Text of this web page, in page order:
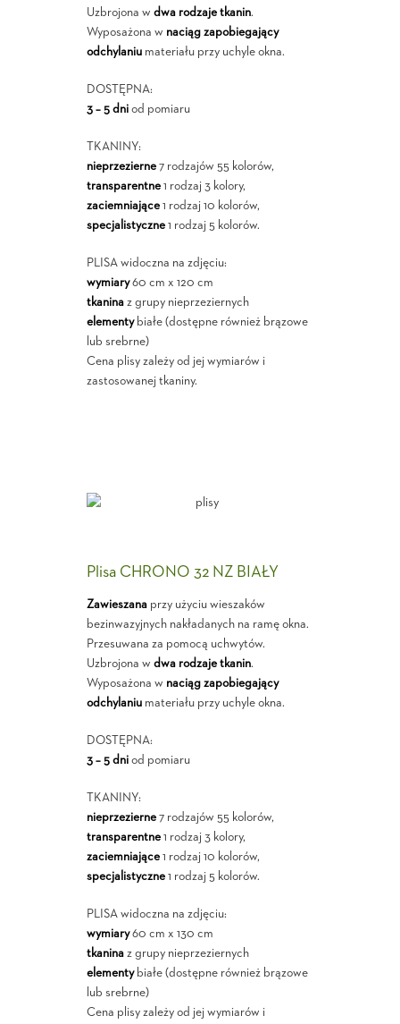
Uzbrojona w dwa rodzaje tkanin.
Wyposażona w naciąg zapobiegający
odchylaniumateriału przy uchyle okna.
DOSTĘPNA:
3 – 5 dniod pomiaru
TKANINY:
nieprzezierne7 rodzajów 55 kolorów,
transparentne1 rodzaj 3 kolory,
zaciemniające1 rodzaj 10 kolorów,
specjalistyczne1 rodzaj 5 kolorów.
PLISA widoczna na zdjęciu:
wymiary60 cm x 120 cm
tkaninaz grupy nieprzeziernych
elementybiałe (dostępne również brązowe
lub srebrne)
Cena plisy zależy od jej wymiarów i
zastosowanej tkaniny.
Plisa CHRONO 32 NZ BIAŁY
Zawieszanaprzy użyciu wieszaków
bezinwazyjnych nakładanych na ramę okna.
Przesuwana za pomocą uchwytów.
Uzbrojona w dwa rodzaje tkanin.
Wyposażona w naciąg zapobiegający
odchylaniumateriału przy uchyle okna.
DOSTĘPNA:
3 – 5 dniod pomiaru
TKANINY:
nieprzezierne7 rodzajów 55 kolorów,
transparentne1 rodzaj 3 kolory,
zaciemniające1 rodzaj 10 kolorów,
specjalistyczne1 rodzaj 5 kolorów.
PLISA widoczna na zdjęciu:
wymiary60 cm x 130 cm
tkaninaz grupy nieprzeziernych
elementybiałe (dostępne również brązowe
lub srebrne)
Cena plisy zależy od jej wymiarów i